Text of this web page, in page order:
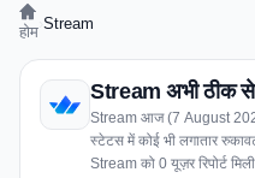
होम Stream
Stream अभी ठीक से
Stream आज (7 August
स्टेटस में कोई भी लगातार
Stream को 0 यूज़र रिपोर्ट